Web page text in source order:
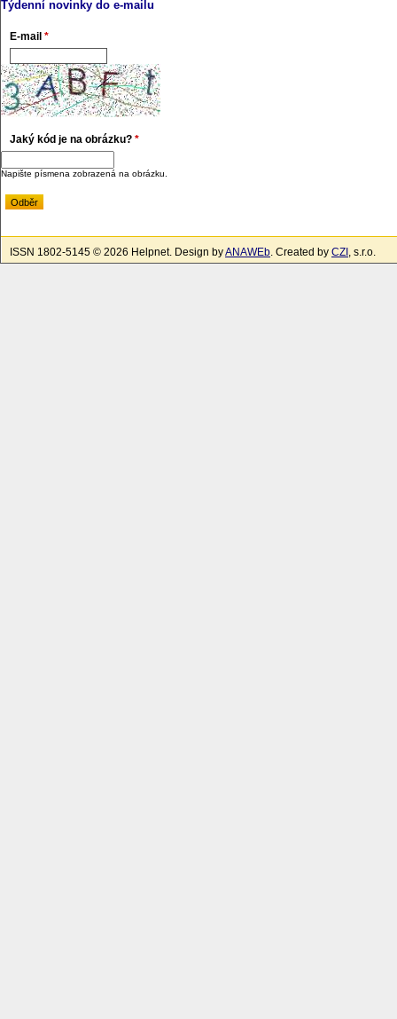
Týdenní novinky do e-mailu
E-mail *
Jaký kód je na obrázku? *
Napište písmena zobrazená na obrázku.
ISSN 1802-5145 © 2026 Helpnet. Design byANAWEb. Created by CZI , s.r.o.